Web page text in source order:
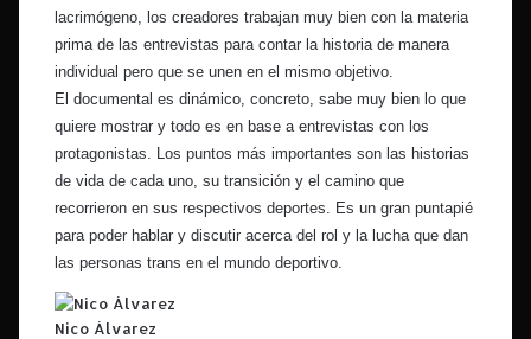
lacrimógeno, los creadores trabajan muy bien con la materia
prima de las entrevistas para contar la historia de manera
individual pero que se unen en el mismo objetivo.
El documental es dinámico, concreto, sabe muy bien lo que
quiere mostrar y todo es en base a entrevistas con los
protagonistas. Los puntos más importantes son las historias
de vida de cada uno, su transición y el camino que
recorrieron en sus respectivos deportes. Es un gran puntapié
para poder hablar y discutir acerca del rol y la lucha que dan
las personas trans en el mundo deportivo.
Nico Álvarez